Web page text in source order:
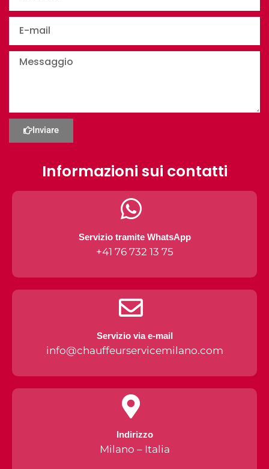
Inviare
Informazioni sui contatti
Servizio tramite WhatsApp
+41 76 732 13 75
Servizio via e-mail
info@chauffeurservicemilano.com
Indirizzo
Milano – Italia